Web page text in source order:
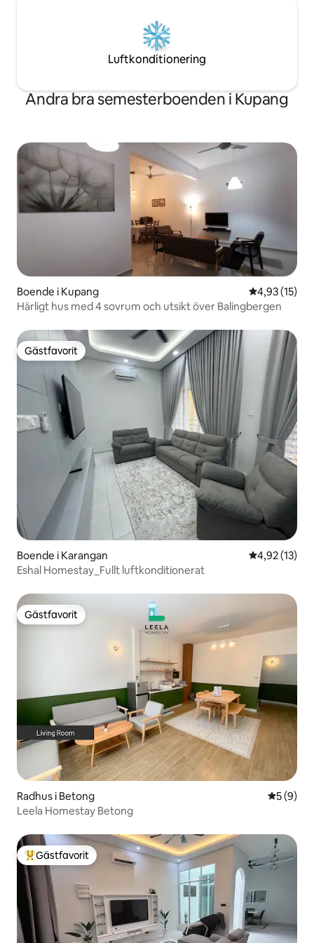
Luftkonditionering
Andra bra semesterboenden i Kupang
Boende i Kupang 4,93 av 5 i
4,93 (15)
Härligt hus med 4 sovrum och utsikt över Balingbergen
Gästfavorit
Gästfavorit
Boende i Karangan 4,92 av 5 i
4,92 (13)
Eshal Homestay_Fullt luftkonditionerat
Gästfavorit
Gästfavorit
Radhus i Betong 5 av 5 i
5 (9)
Leela Homestay Betong
Populär gästfavorit
Gästfavorit